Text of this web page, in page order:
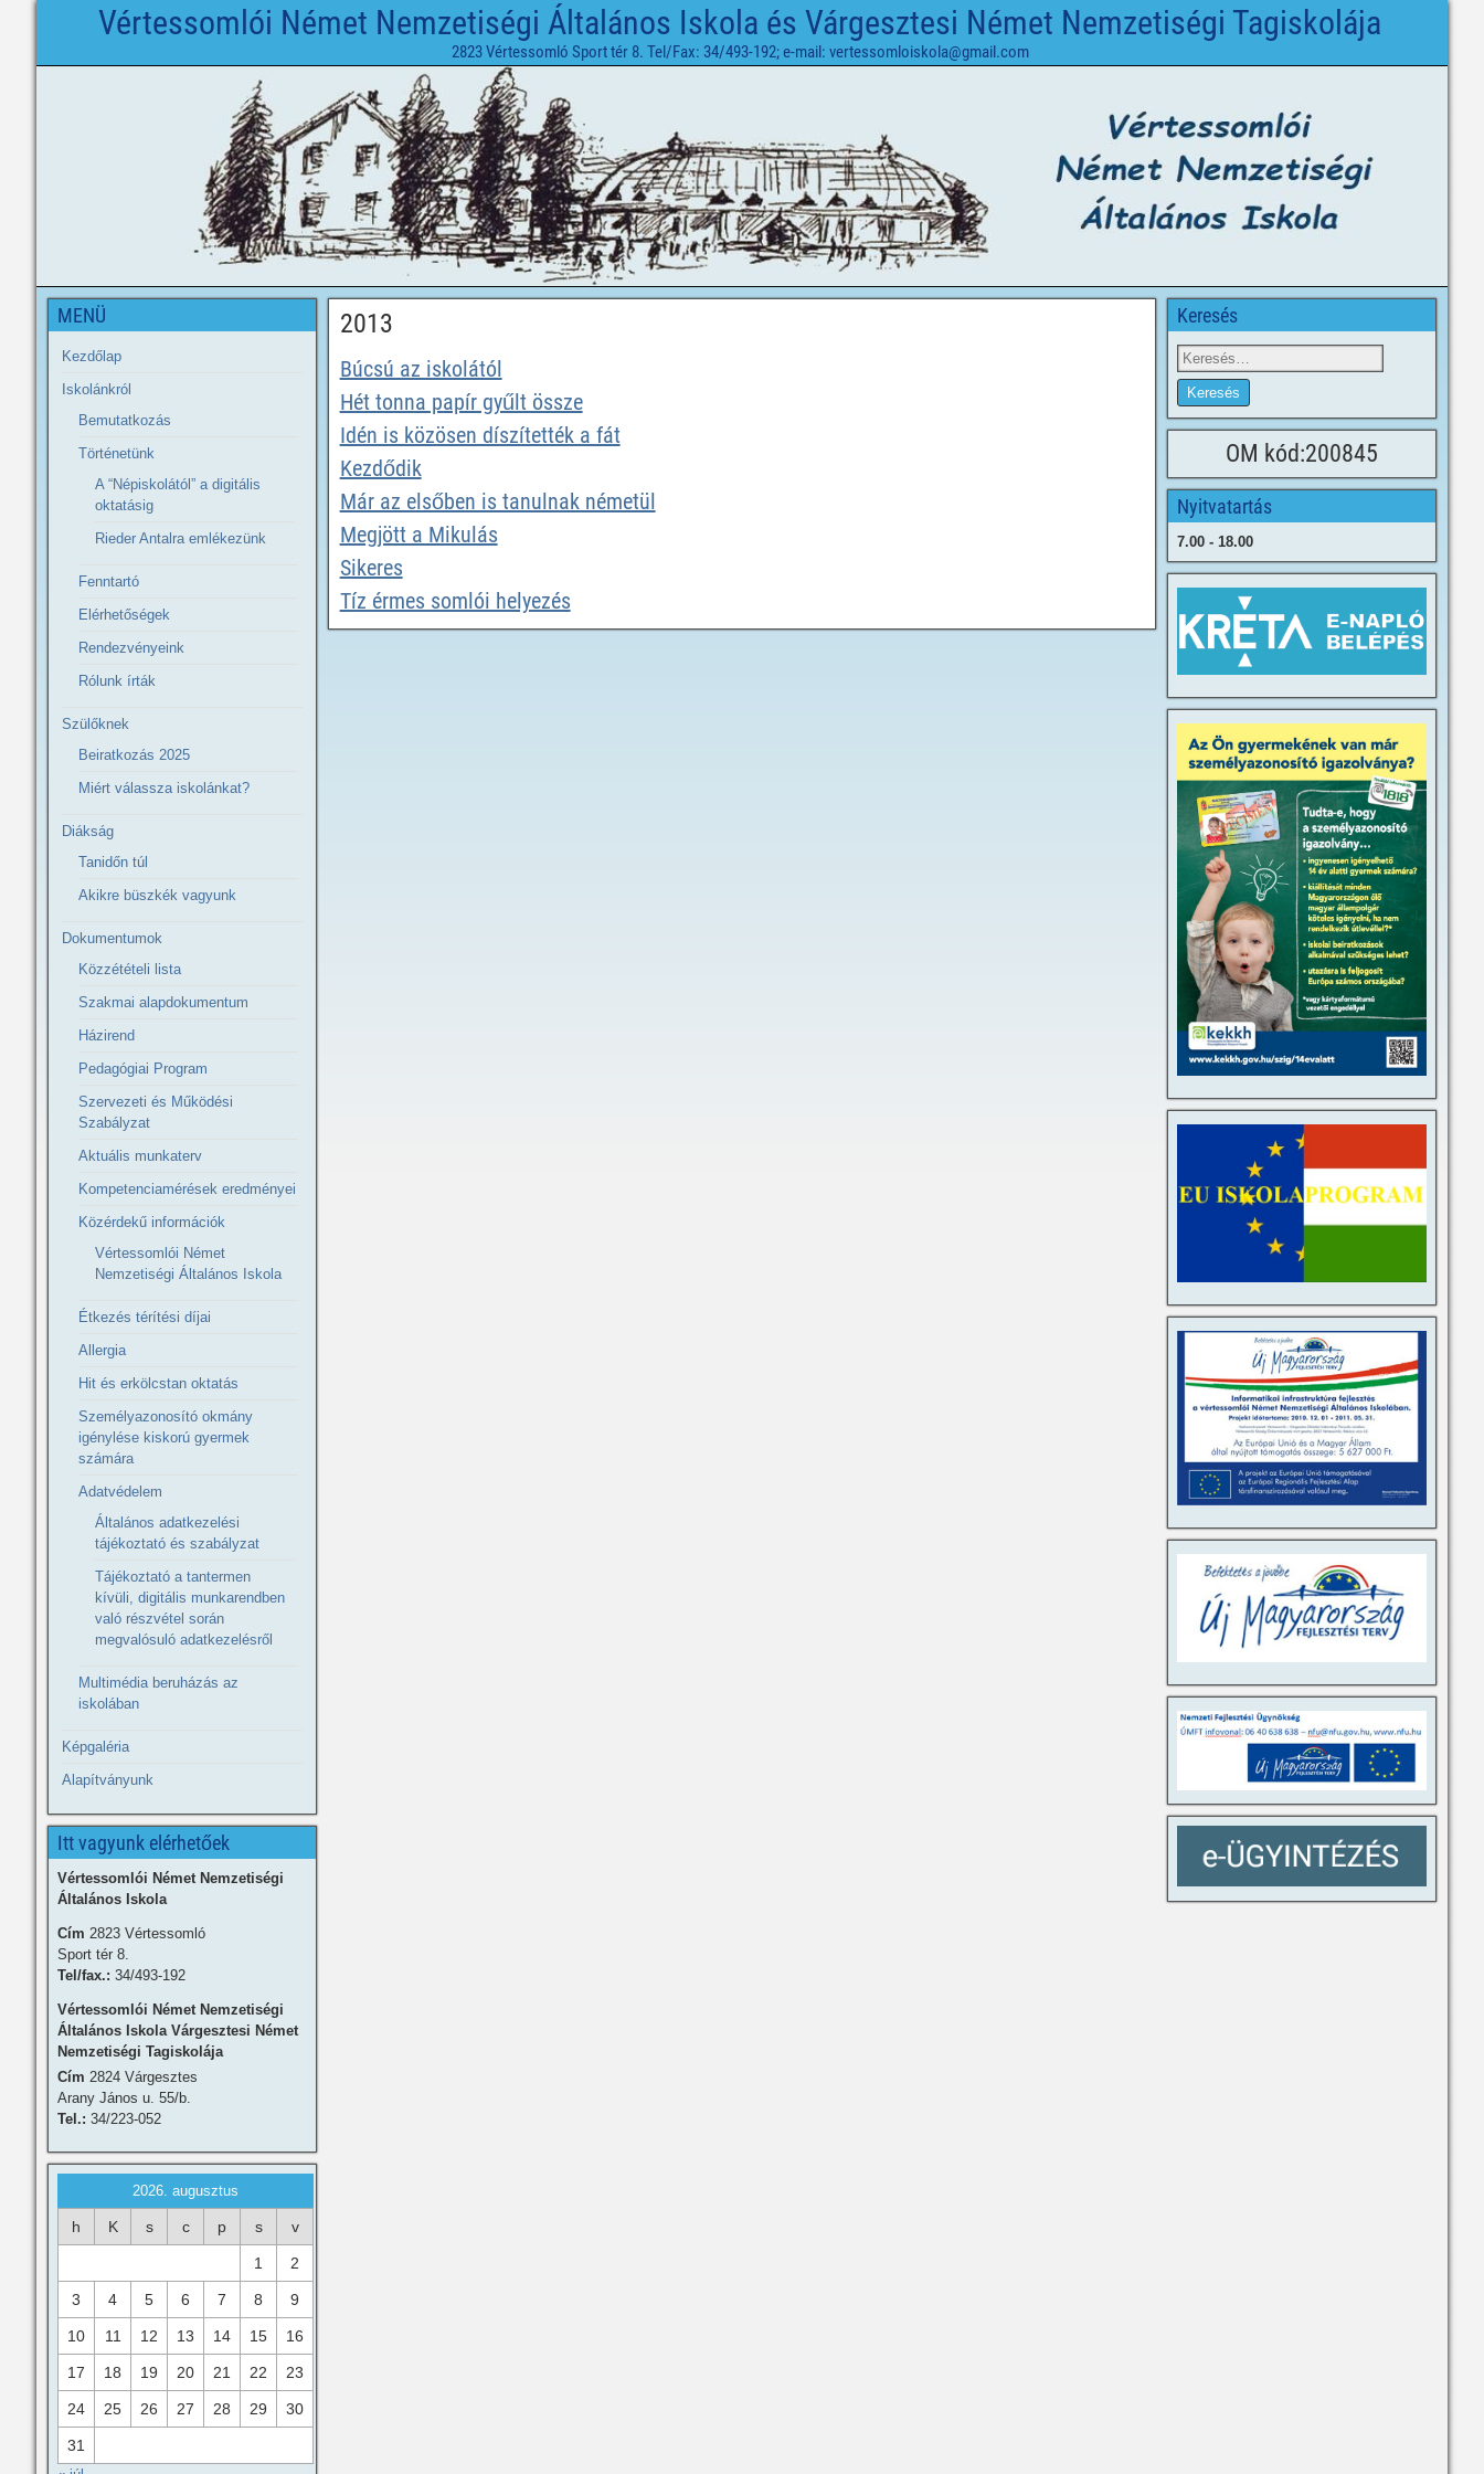
Vértessomlói Német Nemzetiségi Általános Iskola és Várgesztesi Német Nemzetiségi Tagiskolája
2823 Vértessomló Sport tér 8. Tel/Fax: 34/493-192; e-mail: vertessomloiskola@gmail.com
2013
Búcsú az iskolától
Hét tonna papír gyűlt össze
Idén is közösen díszítették a fát
Kezdődik
Már az elsőben is tanulnak németül
Megjött a Mikulás
Sikeres
Tíz érmes somlói helyezés
MENÜ
Kezdőlap
Iskolánkról
Bemutatkozás
Történetünk
A “Népiskolától” a digitális
oktatásig
Rieder Antalra emlékezünk
Fenntartó
Elérhetőségek
Rendezvényeink
Rólunk írták
Szülőknek
Beiratkozás 2025
Miért válassza iskolánkat?
Diákság
Tanidőn túl
Akikre büszkék vagyunk
Dokumentumok
Közzétételi lista
Szakmai alapdokumentum
Házirend
Pedagógiai Program
Szervezeti és Működési
Szabályzat
Aktuális munkaterv
Kompetenciamérések eredményei
Közérdekű információk
Vértessomlói Német
Nemzetiségi Általános Iskola
Étkezés térítési díjai
Allergia
Hit és erkölcstan oktatás
Személyazonosító okmány
igénylése kiskorú gyermek
számára
Adatvédelem
Általános adatkezelési
tájékoztató és szabályzat
Tájékoztató a tantermen
kívüli, digitális munkarendben
való részvétel során
megvalósuló adatkezelésről
Multimédia beruházás az
iskolában
Képgaléria
Alapítványunk
Itt vagyunk elérhetőek
Vértessomlói Német Nemzetiségi
Általános Iskola
Cím 2823 Vértessomló
Sport tér 8.
Tel/fax.: 34/493-192
Vértessomlói Német Nemzetiségi
Általános Iskola Várgesztesi Német
Nemzetiségi Tagiskolája
Cím 2824 Várgesztes
Arany János u. 55/b.
Tel.: 34/223-052
2026. augusztus
h K s c p s v
1 2
3 4 5 6 7 8 9
10 11 12 13 14 15 16
17 18 19 20 21 22 23
24 25 26 27 28 29 30
31
Keresés
OM kód:200845
Nyitvatartás
7.00 - 18.00